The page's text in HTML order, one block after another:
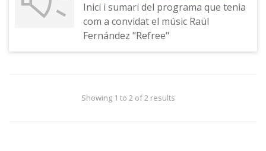
Inici i sumari del programa que tenia
com a convidat el músic Raül
Fernández "Refree"
Showing 1 to 2 of 2 results